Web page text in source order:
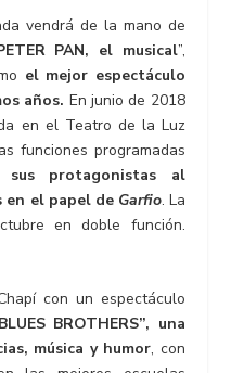
vendrá de la mano de
PAN, el musical”,
el mejor espectáculo
años. En junio de 2018
en el Teatro de la Luz
funciones programadas
protagonistas al
en el papel de Garfio. La
en doble función.
con un espectáculo
BROTHERS”, una
música y humor, con